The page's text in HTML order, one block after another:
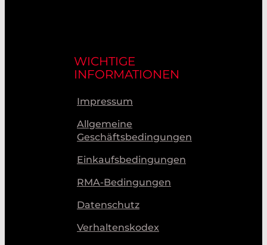
WICHTIGE
INFORMATIONEN
Impressum
Allgemeine
Geschäftsbedingungen
Einkaufsbedingungen
RMA-Bedingungen
Datenschutz
Verhaltenskodex